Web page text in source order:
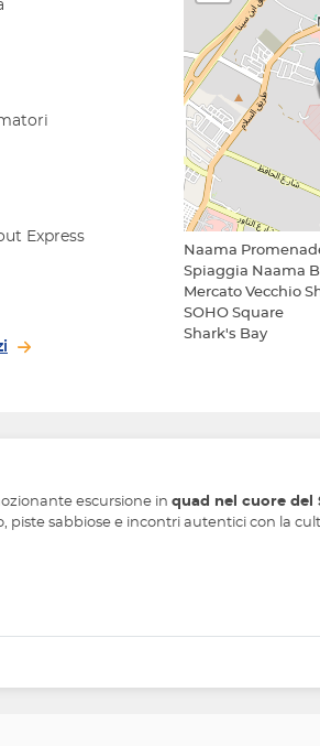
Express
Naama
Spiaggia Naama
Mercato Vecchio
SOHO Square
Shark's Bay
escursione in quad nel cuore del
piste sabbiose e incontri autentici con la